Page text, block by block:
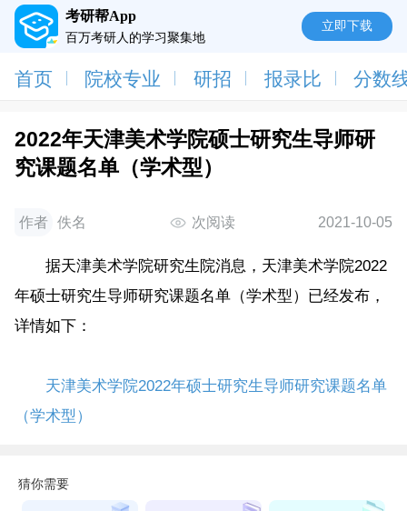
考研帮App
百万考研人的学习聚集地
立即下载
首页 院校专业 研招 报录比 分数
2022年天津美术学院硕士研究生导师研
究课题名单（学术型）
作者 佚名 次阅读 2021-10-05
据天津美术学院研究生院消息，天津美术学院2022
年硕士研究生导师研究课题名单（学术型）已经发布，
详情如下：
天津美术学院2022年硕士研究生导师研究课题名单
（学术型）